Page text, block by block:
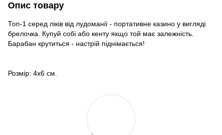
Опис товару
Топ-1 серед ліків від лудоманії - портативне казино у вигляді
брелочка. Купуй собі або кенту якщо той має залежність.
Барабан крутиться - настрій піднімається!
Розмір: 4х6 см.